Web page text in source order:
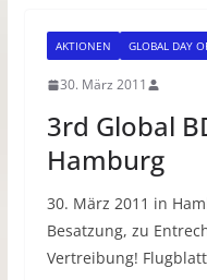
AKTIONEN GLOBAL DAY
30. März 2011
3rd Global
Hamburg
30. März 2011 in
Besatzung, zu
Vertreibung!